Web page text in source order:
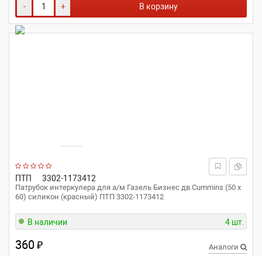
- + В корзину
ПТП 3302-1173412
Патрубок интеркулера для а/м Газель Бизнес дв.Cummins (50 x
60) силикон (красный) ПТП 3302-1173412
В наличии 4 шт.
360₽ Аналоги